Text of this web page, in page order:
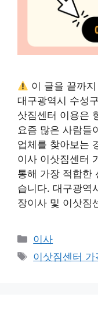
이 글을 끝까
대구광역시 수성
삿짐센터 이용은
요즘 많은 사람들
업체를 찾아보는
이사 이삿짐센터
통해 가장 적합한
습니다. 대구광역
장이사 및 이삿짐
Categories
이사
Tags
이삿짐센터 가